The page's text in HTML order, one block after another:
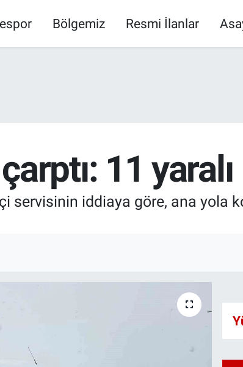
Bölgemiz Resmi İlanlar
11 yaralı
iddiaya göre, ana yola